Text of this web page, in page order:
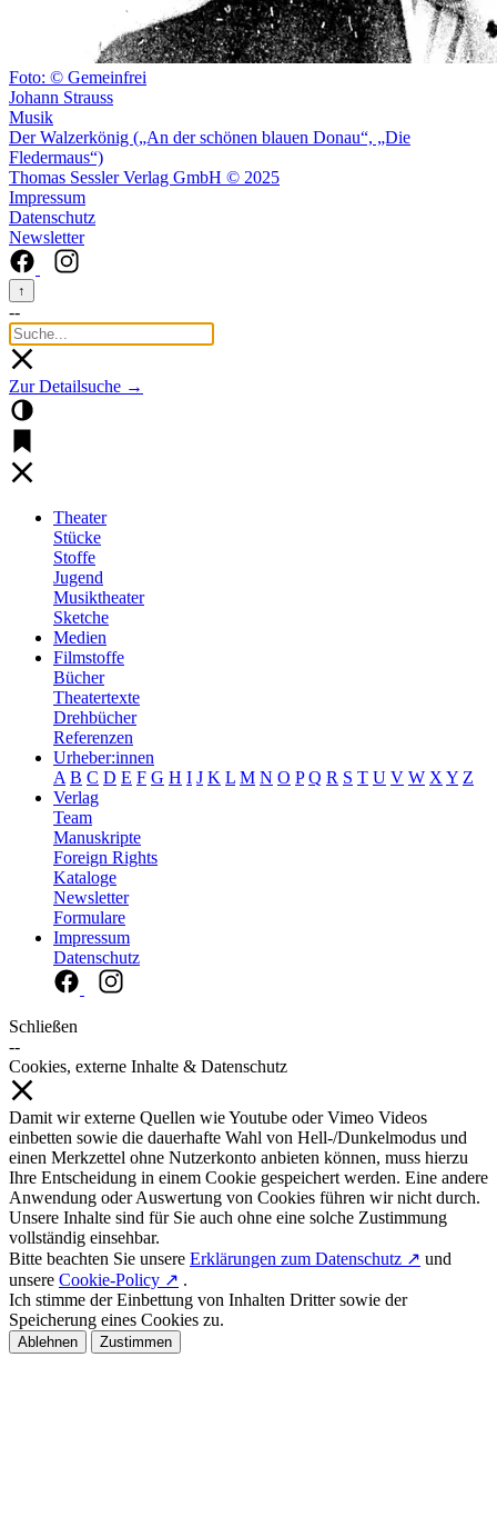
Foto: © Gemeinfrei
Johann Strauss
Musik
Der Walzerkönig („An der schönen blauen Donau“, „Die
Fledermaus“)
Thomas Sessler Verlag GmbH © 2025
Impressum
Datenschutz
Newsletter
↑
--
Zur Detailsuche →
Theater
Stücke
Stoffe
Jugend
Musiktheater
Sketche
Medien
Filmstoffe
Bücher
Theatertexte
Drehbücher
Referenzen
Urheber:innen
A B C D E F G H I J K L M N O P Q R S T U V W X Y Z
Verlag
Team
Manuskripte
Foreign Rights
Kataloge
Newsletter
Formulare
Impressum
Datenschutz
Schließen
--
Cookies, externe Inhalte & Datenschutz
Damit wir externe Quellen wie Youtube oder Vimeo Videos
einbetten sowie die dauerhafte Wahl von Hell-/Dunkelmodus und
einen Merkzettel ohne Nutzerkonto anbieten können, muss hierzu
Ihre Entscheidung in einem Cookie gespeichert werden. Eine andere
Anwendung oder Auswertung von Cookies führen wir nicht durch.
Unsere Inhalte sind für Sie auch ohne eine solche Zustimmung
vollständig einsehbar.
Bitte beachten Sie unsere Erklärungen zum Datenschutz ↗ und
unsere Cookie-Policy ↗ .
Ich stimme der Einbettung von Inhalten Dritter sowie der
Speicherung eines Cookies zu.
Ablehnen Zustimmen